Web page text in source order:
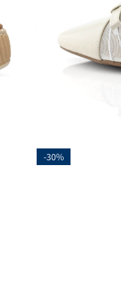
-30%